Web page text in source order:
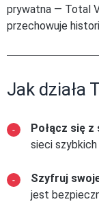
prywatna — Total
przechowuje
Jak działa
Połącz się
sieci
Szyfruj
jest